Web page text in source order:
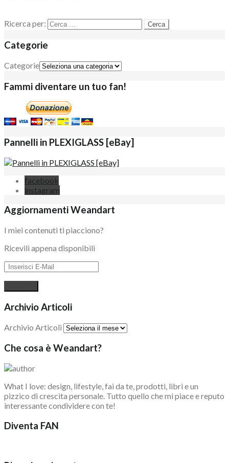
Ricerca per:
Categorie
Categorie
Fammi diventare un tuo fan!
Pannelli in PLEXIGLASS [eBay]
facebook
instagram
Aggiornamenti Weandart
I miei contenuti ti piacciono?
Ricevili appena disponibili
Archivio Articoli
Archivio Articoli
Che cosa è Weandart?
What I love: design, lifestyle, fai da te, prodotti, libri e un
pizzico di crescita personale. Tutto quello che mi piace e reputo
interessante condividere con te!
Diventa FAN